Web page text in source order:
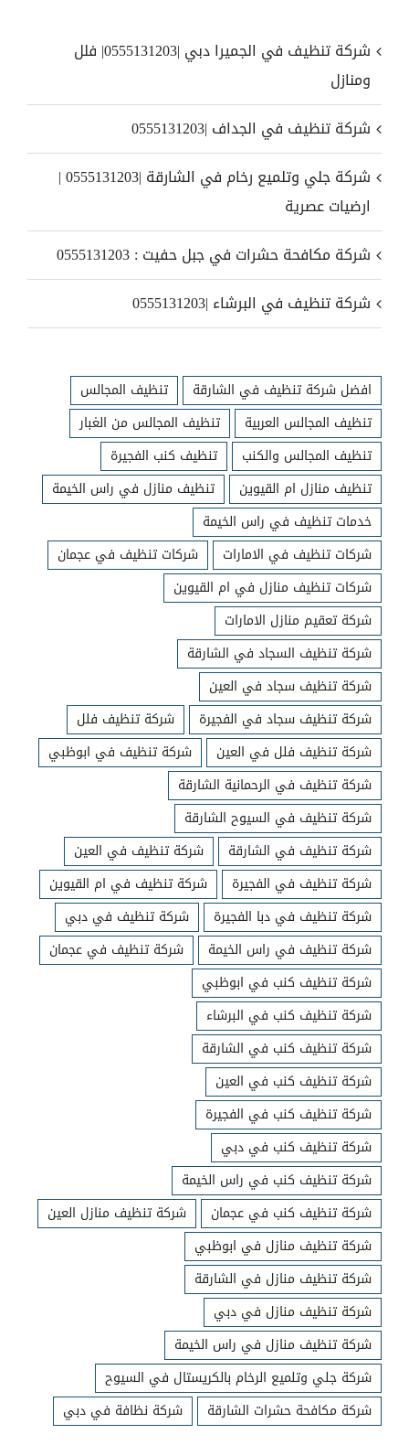
شركة تنظيف في الجميرا دبي |0555131203| فلل
ومنازل
شركة تنظيف في الجداف |0555131203
شركة جلي وتلميع رخام في الشارقة |0555131203 |
ارضيات عصرية
شركة مكافحة حشرات في جبل حفيت : 0555131203
شركة تنظيف في البرشاء |0555131203
افضل شركة تنظيف في الشارقة
تنظيف المجالس
تنظيف المجالس العربية
تنظيف المجالس من الغبار
تنظيف المجالس والكنب
تنظيف كنب الفجيرة
تنظيف منازل ام القيوين
تنظيف منازل في راس الخيمة
خدمات تنظيف في راس الخيمة
شركات تنظيف في الامارات
شركات تنظيف في عجمان
شركات تنظيف منازل في ام القيوين
شركة تعقيم منازل الامارات
شركة تنظيف السجاد في الشارقة
شركة تنظيف سجاد في العين
شركة تنظيف سجاد في الفجيرة
شركة تنظيف فلل
شركة تنظيف فلل في العين
شركة تنظيف في ابوظبي
شركة تنظيف في الرحمانية الشارقة
شركة تنظيف في السيوح الشارقة
شركة تنظيف في الشارقة
شركة تنظيف في العين
شركة تنظيف في الفجيرة
شركة تنظيف في ام القيوين
شركة تنظيف في دبا الفجيرة
شركة تنظيف في دبي
شركة تنظيف في راس الخيمة
شركة تنظيف في عجمان
شركة تنظيف كنب في ابوظبي
شركة تنظيف كنب في البرشاء
شركة تنظيف كنب في الشارقة
شركة تنظيف كنب في العين
شركة تنظيف كنب في الفجيرة
شركة تنظيف كنب في دبي
شركة تنظيف كنب في راس الخيمة
شركة تنظيف كنب في عجمان
شركة تنظيف منازل العين
شركة تنظيف منازل في ابوظبي
شركة تنظيف منازل في الشارقة
شركة تنظيف منازل في دبي
شركة تنظيف منازل في راس الخيمة
شركة جلي وتلميع الرخام بالكريستال في السيوح
شركة مكافحة حشرات الشارقة
شركة نظافة في دبي